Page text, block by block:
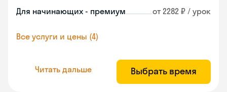
Для начинающих - премиум от 2282 ₽ / урок
Все услуги и цены (4)
Читать дальше Выбрать время